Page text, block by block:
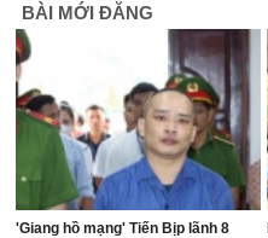
BÀI MỚI ĐĂNG
'Giang hồ mạng' Tiến Bịp lãnh 8